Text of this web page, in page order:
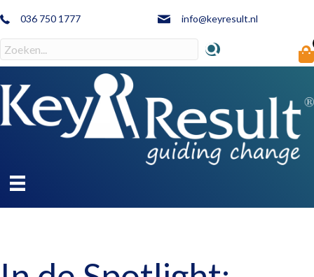
036 750 1777 info@keyresult.nl